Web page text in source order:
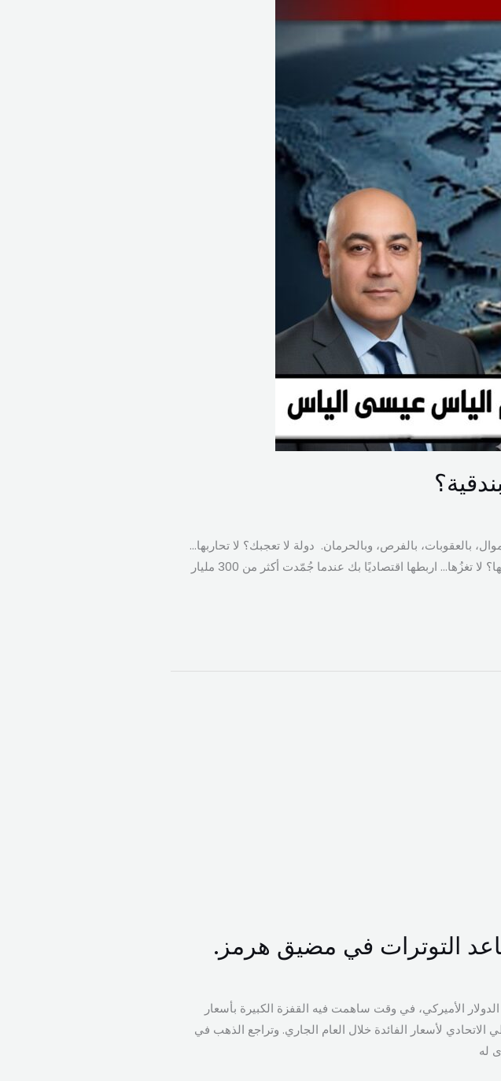
بالعقوبات، بالفرص، وبالحرمان. ​ دولة لا تعجبك؟ لا تحاربها…
اقطع عنها التمويل. ​ تريد التأثير؟ لا تخطب… استثمر في بنيتها التحتية. تريد إخضاعها؟ لا تغزُها… اربطها اقتصاديًا بك ​عندما جُمّدت أكثر من 300 مليار
التوترات في مضيق هرمز.
الأميركي، في وقت ساهمت فيه القفزة الكبيرة بأسعار
لأسعار الفائدة خلال العام الجاري. وتراجع الذهب في